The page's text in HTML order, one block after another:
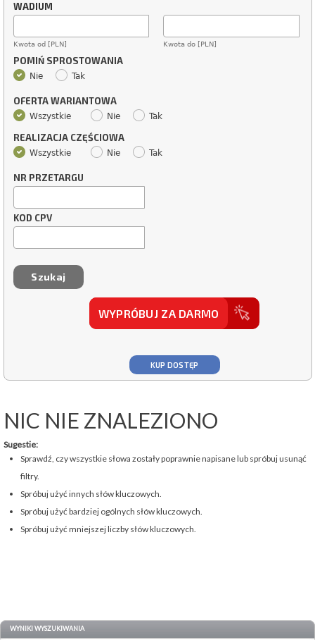
WADIUM
Kwota od [PLN] Kwota do [PLN]
POMIŃ SPROSTOWANIA
Nie Tak
OFERTA WARIANTOWA
Wszystkie Nie Tak
REALIZACJA CZĘŚCIOWA
Wszystkie Nie Tak
NR PRZETARGU
KOD CPV
WYPRÓBUJ ZA DARMO
KUP DOSTĘP
NIC NIE ZNALEZIONO
Sugestie:
Sprawdź, czy wszystkie słowa zostały poprawnie napisane lub spróbuj usunąć
filtry.
Spróbuj użyć innych słów kluczowych.
Spróbuj użyć bardziej ogólnych słów kluczowych.
Spróbuj użyć mniejszej liczby słów kluczowych.
WYNIKI WYSZUKIWANIA